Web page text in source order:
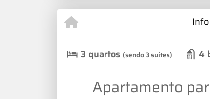
3 quartos (sendo 3 suítes) 4
Apartamento